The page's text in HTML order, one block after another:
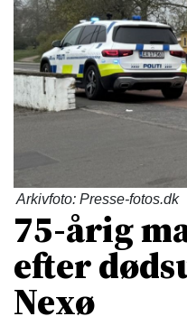
Arkivfoto: Presse-fotos.dk
75-årig
efter
Nexø